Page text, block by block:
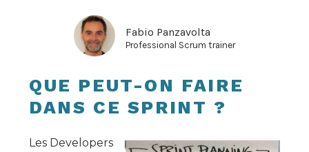
Fabio Panzavolta
Professional Scrum trainer
QUE PEUT-ON FAIRE
DANS CE SPRINT ?
Les Developers